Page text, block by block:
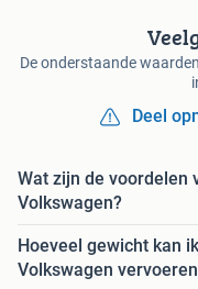
De onderstaande
Deel
Wat zijn de voordelen
Volkswagen?
Hoeveel gewicht kan
Volkswagen